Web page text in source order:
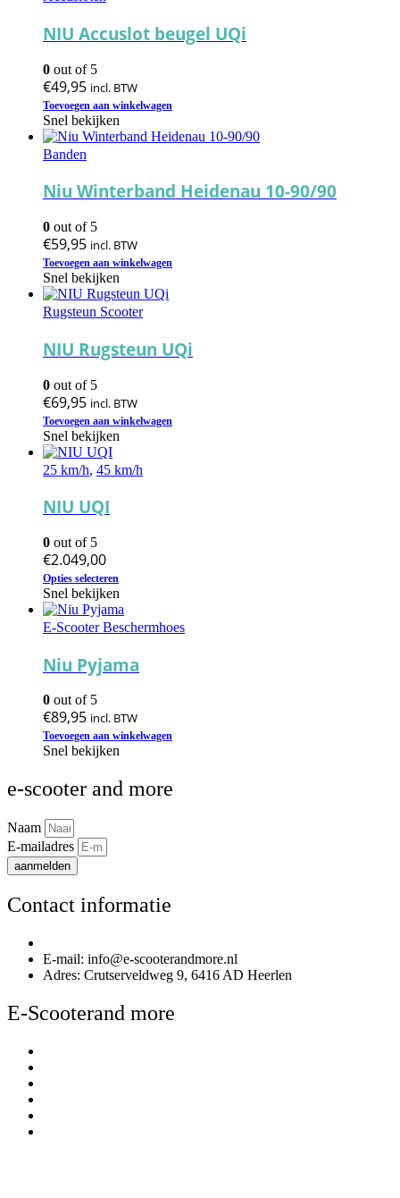
NIU Accuslot beugel UQi
0 out of 5
€49,95 incl. BTW
Toevoegen aan winkelwagen
Snel bekijken
Banden
Niu Winterband Heidenau 10-90/90
0 out of 5
€59,95 incl. BTW
Toevoegen aan winkelwagen
Snel bekijken
Rugsteun Scooter
NIU Rugsteun UQi
0 out of 5
€69,95 incl. BTW
Toevoegen aan winkelwagen
Snel bekijken
25 km/h, 45 km/h
NIU UQI
0 out of 5
€2.049,00
Opties selecteren
product
heeft
meerdere
optie
worden
op
de
Snel bekijken
E-Scooter Beschermhoes
Niu Pyjama
0 out of 5
€89,95 incl. BTW
Toevoegen aan winkelwagen
Snel bekijken
e-scooter and more
Naam
E-mailadres
aanmelden
Contact informatie
E-mail: info@e-scooterandmore.nl
Adres: Crutserveldweg 9, 6416 AD Heerlen
E-Scooterand more